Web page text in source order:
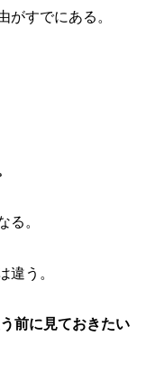
がすでにある。
る。
違う。
前に見ておきたい